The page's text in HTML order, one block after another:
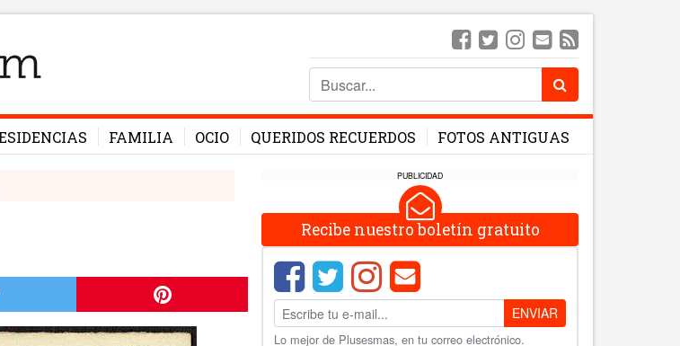
FAMILIA OCIO QUERIDOS RECUERDOS FOTOS ANTIGUAS
PUBLICIDAD
Recibe nuestro boletín gratuito
ENVIAR
Lo mejor de Plusesmas, en tu correo electrónico.